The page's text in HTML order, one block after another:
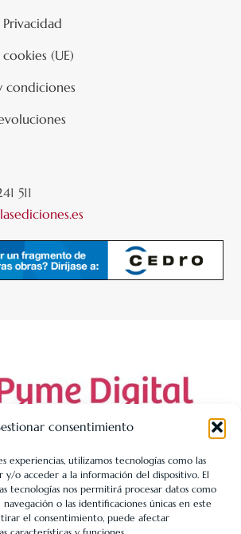
consentimiento
experiencias, utilizamos tecnologías como las
y/o acceder a la información del dispositivo. El
tecnologías nos permitirá procesar datos como
o las identificaciones únicas en este
el consentimiento, puede afectar
(UE)
condiciones
511
LEÓN 1980 SLL ha sido beneficiaria
cuyo objetivo es la mejora de la
PYMES, y gracias al cual ha puesto en